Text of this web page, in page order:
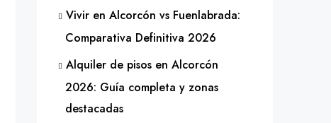
Vivir en Alcorcón vs Fuenlabrada:
Comparativa Definitiva 2026
Alquiler de pisos en Alcorcón
2026: Guía completa y zonas
destacadas